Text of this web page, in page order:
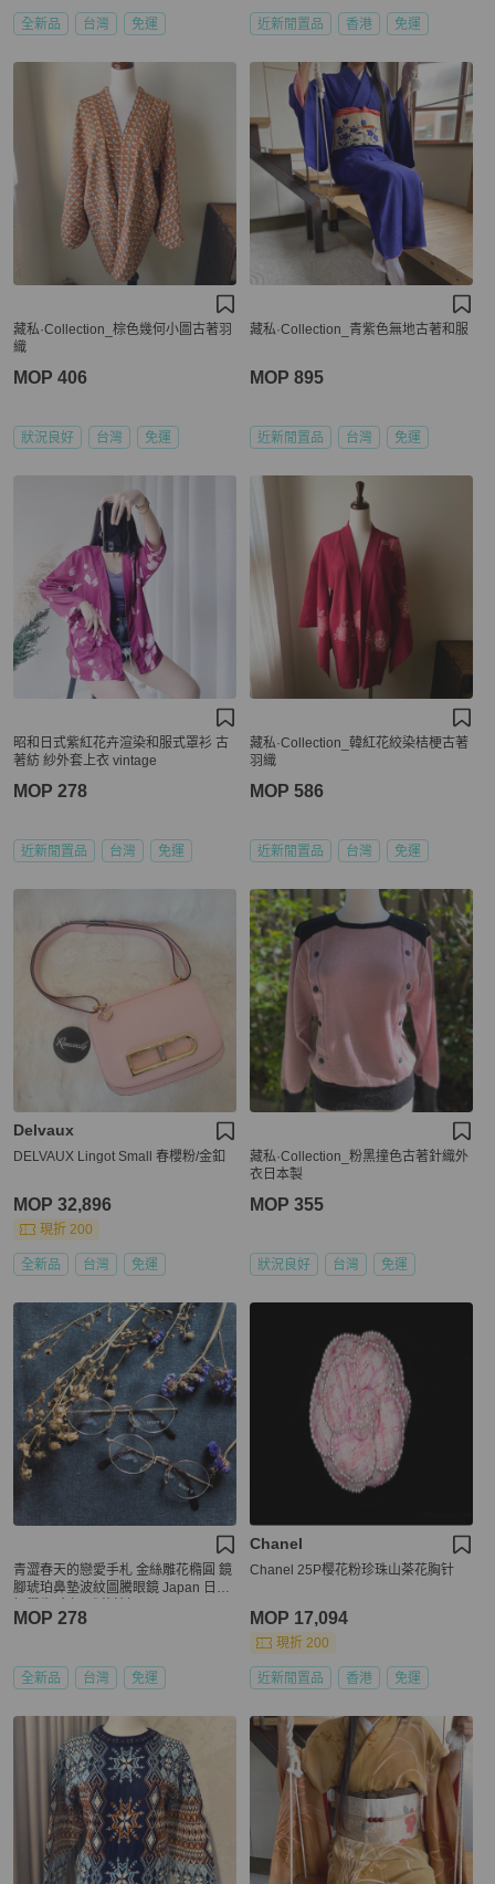
全新品 台灣 免運 近新閒置品 香港 免運
藏私·Collection_棕色幾何小圖古著羽
織
MOP 406
狀況良好 台灣 免運
藏私·Collection_青紫色無地古著和服
MOP 895
近新閒置品 台灣 免運
昭和日式紫紅花卉渲染和服式罩衫 古
著紡 紗外套上衣 vintage
MOP 278
近新閒置品 台灣 免運
藏私·Collection_韓紅花絞染桔梗古著
羽織
MOP 586
近新閒置品 台灣 免運
Delvaux
DELVAUX Lingot Small 春櫻粉/金釦
MOP 32,896
現折 200
全新品 台灣 免運
藏私·Collection_粉黑撞色古著針織外
衣日本製
MOP 355
狀況良好 台灣 免運
青澀春天的戀愛手札 金絲雕花橢圓 鏡
腳琥珀鼻墊波紋圖騰眼鏡 Japan 日本
MOP 278
全新品 台灣 免運
Chanel
Chanel 25P樱花粉珍珠山茶花胸针
MOP 17,094
現折 200
近新閒置品 香港 免運